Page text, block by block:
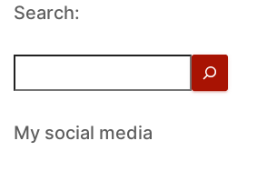
Search:
h
eMy social media